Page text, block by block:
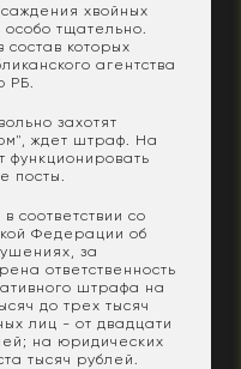
хвойных
тщательно.
которых
агентства
РБ.
захотят
ждет штраф. На
функционировать
посты.
соответствии со
Федерации об
за
ответственность
штрафа на
до трех тысяч
лиц - от двадцати
на юридических
тысяч рублей.